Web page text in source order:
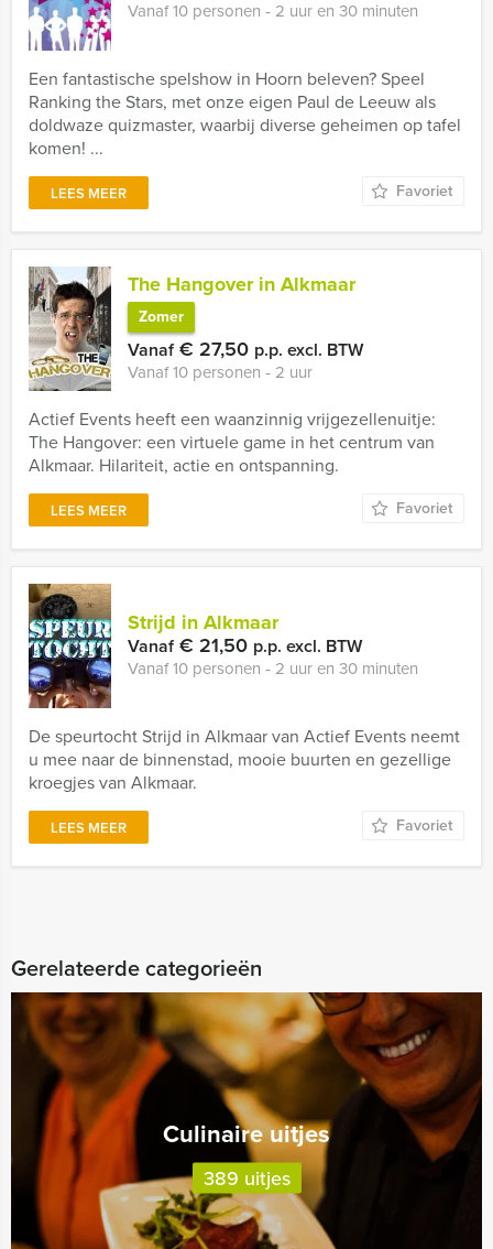
Vanaf 10 personen ‐ 2 uur en 30 minuten
Een fantastische spelshow in Hoorn beleven? Speel
Ranking the Stars, met onze eigen Paul de Leeuw als
doldwaze quizmaster, waarbij diverse geheimen op tafel
komen! ...
LEES MEER Favoriet
The Hangover in Alkmaar
Zomer
Vanaf€ 27,50 p.p. excl. BTW
Vanaf 10 personen ‐ 2 uur
Actief Events heeft een waanzinnig vrijgezellenuitje:
The Hangover: een virtuele game in het centrum van
Alkmaar. Hilariteit, actie en ontspanning.
LEES MEER Favoriet
Strijd in Alkmaar
Vanaf€ 21,50 p.p. excl. BTW
Vanaf 10 personen ‐ 2 uur en 30 minuten
De speurtocht Strijd in Alkmaar van Actief Events neemt
u mee naar de binnenstad, mooie buurten en gezellige
kroegjes van Alkmaar.
LEES MEER Favoriet
Gerelateerde categorieën
Culinaire uitjes
389 uitjes